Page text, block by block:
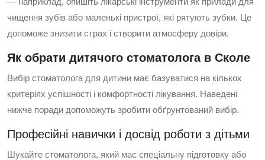
чищення зубів або маленькі пристрої, які рятують зубки. Це
допоможе знизити страх і створити атмосферу довіри.
Як обрати дитячого стоматолога в Сколе
Вибір стоматолога для дитини має базуватися на кількох
критеріях успішності і комфортності лікування. Наведені
нижче поради допоможуть зробити обґрунтований вибір.
Професійні навички і досвід роботи з дітьми
Шукайте стоматолога, який має спеціальну підготовку або